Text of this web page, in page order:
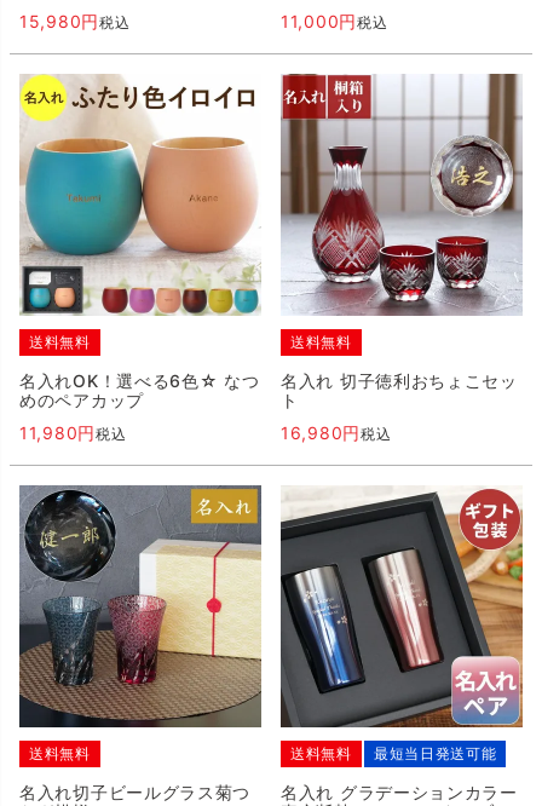
15,980
税込
11,000
税込
送料無料
名入れOK！選べる6色☆ なつ
めのペアカップ
11,980
税込
送料無料
名入れ 切子徳利おちょこセッ
ト
16,980
税込
送料無料
名入れ切子ビールグラス菊つ
送料無料 最短当日発送可能
名入れ グラデーションカラー